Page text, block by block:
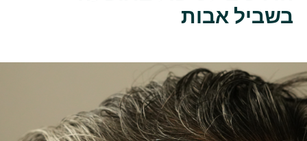
בשביל אבות